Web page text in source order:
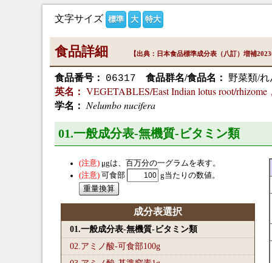
文字サイズ 標準 大 特大
食品詳細 【出典：日本食品標準成分表（八訂）増補
食品番号： 06317 食品群名/食品名：
野菜類/
英名： VEGETABLES/East Indian lotus root/rhizome
学名： Nelumbo nucifera
01.一般成分表-無機質-ビタミン類
μgは、百万分の一グラムを表す。
可食部
g当たりの数値。
成分表選択
01.一般成分表-無機質-ビタミン類
02.アミノ酸-可食部100g